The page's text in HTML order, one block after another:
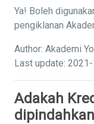
Ya! Boleh
pengiklanan
Author: Akademi
Last update:
Adakah